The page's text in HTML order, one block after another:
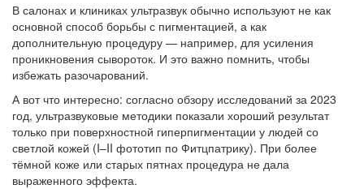
В салонах и клиниках ультразвук обычно используют не как
основной способ борьбы с пигментацией, а как
дополнительную процедуру — например, для усиления
проникновения сывороток. И это важно помнить, чтобы
избежать разочарований.
А вот что интересно: согласно обзору исследований за 2023
год, ультразвуковые методики показали хороший результат
только при поверхностной гиперпигментации у людей со
светлой кожей (I–II фототип по Фитцпатрику). При более
тёмной коже или старых пятнах процедура не дала
выраженного эффекта.